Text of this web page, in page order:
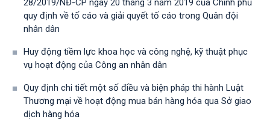
28/2019/NĐ-CР ngày 20 tháng 3 năm 2019 của Chính phủ
quy định về tố cáo và giải quyết tố cáo trong Quân đội
nhân dân
Huy động tiềm lực khoa học và công nghệ, kỹ thuật phục
vụ hoạt động của Công an nhân dân
Quy định chi tiết một số điều và biện pháp thi hành Luật
Thương mại về hoạt động mua bán hàng hóa qua Sở giao
dịch hàng hóa